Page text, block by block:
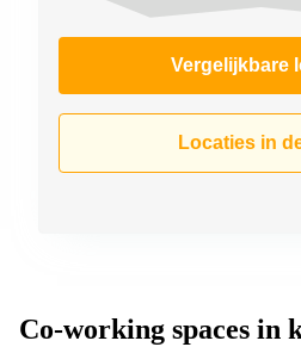
Vergelijkbare
Locaties in
Co-working spaces in